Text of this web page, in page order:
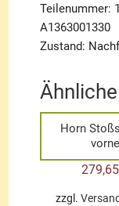
Teilenummer:
A1363001330
Zustand:
Horn
vorne
279,65
zzgl.